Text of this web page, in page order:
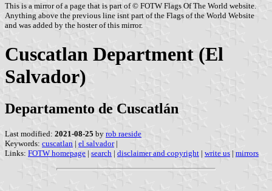
This is a mirror of a page that is part of © FOTW Flags Of The World website.
Anything above the previous line isnt part of the Flags of the World Website
and was added by the hoster of this mirror.
Cuscatlan Department (El
Salvador)
Departamento de Cuscatlán
Last modified: 2021-08-25 by rob raeside
Keywords: cuscatlan | el salvador|
Links: FOTW homepage | search | disclaimer and copyright | write us | mirrors